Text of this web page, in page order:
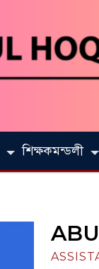
শিক্ষকমন্ডলী